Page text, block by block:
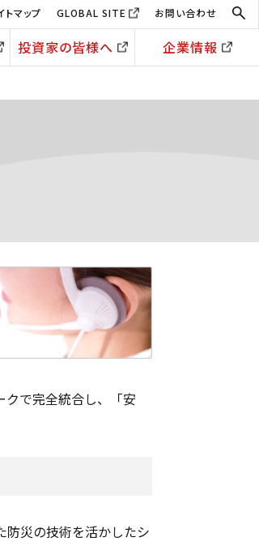
トマップ GLOBAL SITE お問い合わせ
投資家の皆様へ 企業情報
クで完全統合し、「安
防災の技術を活かしたシ